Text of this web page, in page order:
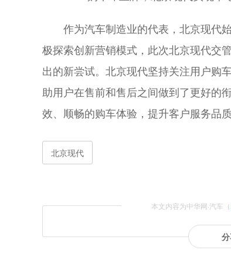
作为汽车制造业的代表，北京现代
极探索创新营销模式，此次北京现代交
出的新尝试。北京现代坚持关注用户购
助用户在售前和售后之间做到了更好的
效、顺畅的购车体验，提升客户服务品质
北京现代
本文内容为中华网·汽车（
分